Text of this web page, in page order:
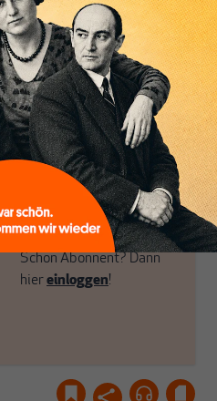
bringen frische Luft in die
engen und verstaubten
Debattenräume.
Brauchen Sie auch frische
Luft? Dann folgen Sie
einfach dem Button.
ABONNIEREN SIE
MAKROSKOP
Schon Abonnent? Dann
hiereinloggen!